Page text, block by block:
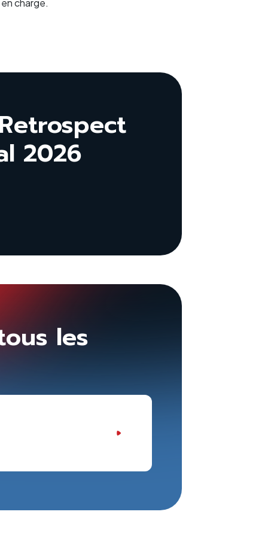
charge.
2026
les